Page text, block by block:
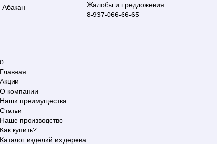
Абакан
Жалобы и предложения
8-937-066-66-65
0
Главная
Акции
О компании
Наши преимущества
Статьи
Наше производство
Как купить?
Каталог изделий из дерева